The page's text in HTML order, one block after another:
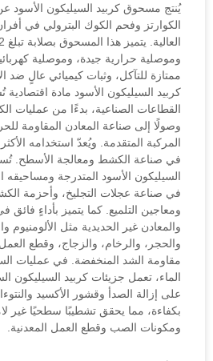
يُنتج مسحوق كربيد السيليكون
الكوارتز وفحم الكوك البترولي في
وموصلية حرارية جيدة، وموصلية
ممتازة للتآكل، وثبات كيميائي عالٍ ضد
كربيد السيليكون الأسود مادة
القطاعات الصناعية، بدءًا من عمليات
وصولًا إلى صناعة المعادن المقاومة
المركبة المتقدمة. ويُعدّ استخدامه
في صناعة الكشط ومعالجة الأسطح.
السيليكون الأسود المتدرجة
في صناعة عجلات التجليخ، وأحزمة
ومعاجين التلميع. كما يتميز بأداءٍ فائق
والمعادن غير الحديدية مثل الألومنيوم
والحجر، والرخام، والزجاج، وقطع
مقاومة الشد المنخفضة. في عمليات
الماء، تعمل جزيئات كربيد السيليكون
على إزالة الصدأ وقشور الأكسيد
بكفاءة، مما يحقق تشطيبًا سطحيًا غير
ومكونات الصب وقطع العمل المعدنية.